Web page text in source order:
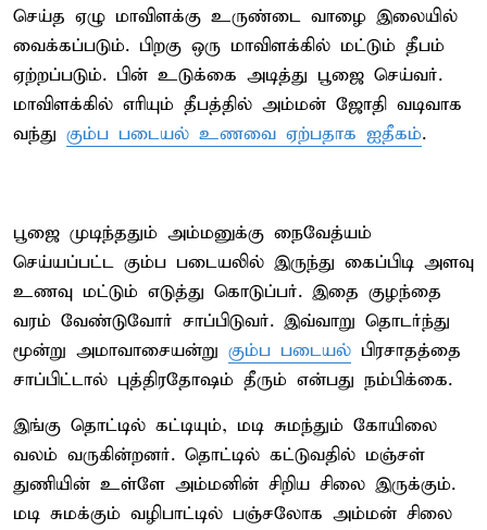
செய்த ஏழு மாவிளக்கு உருண்டை வாழை இலையில்
வைக்கப்படும். பிறகு ஒரு மாவிளக்கில் மட்டும் தீபம்
ஏற்றப்படும். பின் உடுக்கை அடித்து பூஜை செய்வர்.
மாவிளக்கில் எரியும் தீபத்தில் அம்மன் ஜோதி வடிவாக
வந்து கும்ப படையல் உணவை ஏற்பதாக ஐதீகம்.
பூஜை முடிந்ததும் அம்மனுக்கு நைவேத்யம்
செய்யப்பட்ட கும்ப படையலில் இருந்து கைப்பிடி அளவு
உணவு மட்டும் எடுத்து கொடுப்பர். இதை குழந்தை
வரம் வேண்டுவோர் சாப்பிடுவர். இவ்வாறு தொடர்ந்து
மூன்று அமாவாசையன்று கும்ப படையல் பிரசாதத்தை
சாப்பிட்டால் புத்திரதோஷம் தீரும் என்பது நம்பிக்கை.
இங்கு தொட்டில் கட்டியும், மடி சுமந்தும் கோயிலை
வலம் வருகின்றனர். தொட்டில் கட்டுவதில் மஞ்சள்
துணியின் உள்ளே அம்மனின் சிறிய சிலை இருக்கும்.
மடி சுமக்கும் வழிபாட்டில் பஞ்சலோக அம்மன் சிலை